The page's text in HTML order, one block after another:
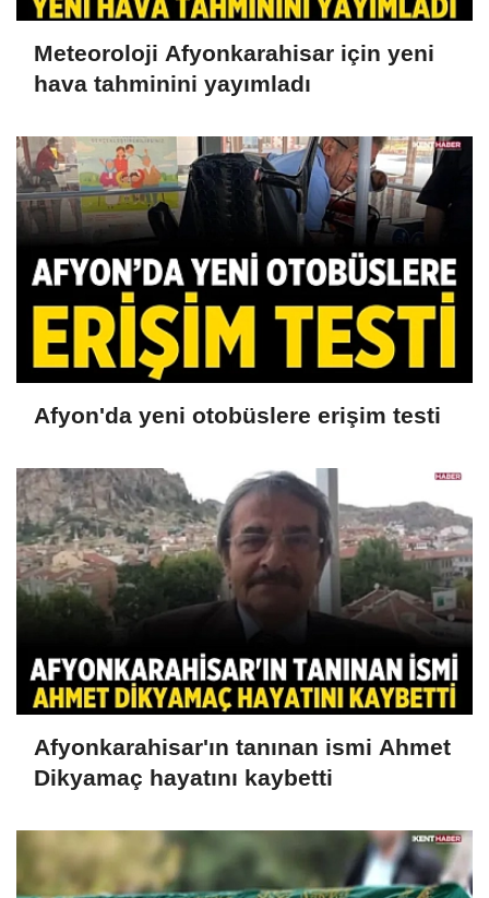
Meteoroloji Afyonkarahisar için yeni
hava tahminini yayımladı
Afyon'da yeni otobüslere erişim testi
Afyonkarahisar'ın tanınan ismi Ahmet
Dikyamaç hayatını kaybetti